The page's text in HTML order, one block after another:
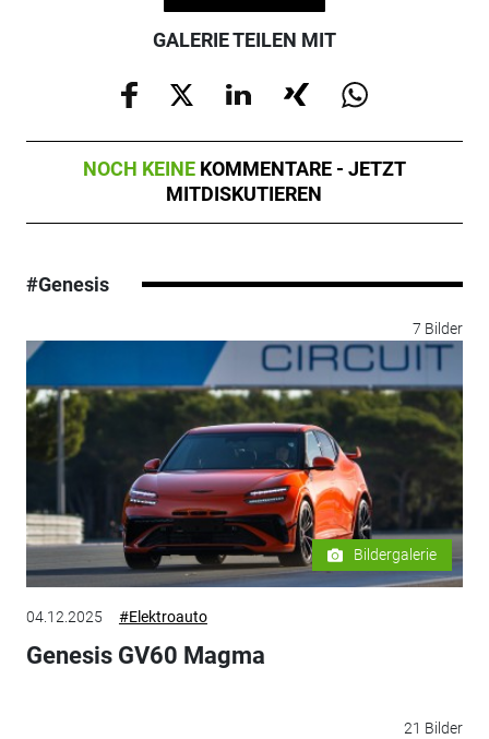
GALERIE TEILEN MIT
NOCH KEINE KOMMENTARE - JETZT
MITDISKUTIEREN
#Genesis
7 Bilder
Bildergalerie
04.12.2025 #Elektroauto
Genesis GV60 Magma
21 Bilder